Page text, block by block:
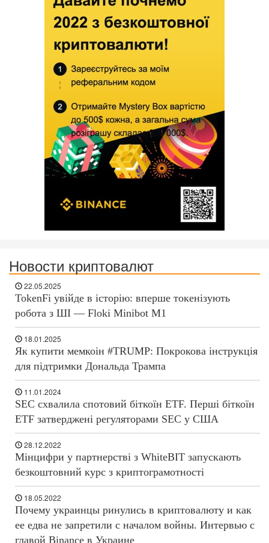
Новости криптовалют
22.05.2025
TokenFi увійде в історію: вперше токенізують
робота з ШІ — Floki Minibot M1
18.01.2025
Як купити мемкоін #TRUMP: Покрокова інструкція
для підтримки Дональда Трампа
11.01.2024
SEC схвалила спотовий біткоїн ETF. Перші біткоїн
ETF затверджені регуляторами SEC у США
28.12.2022
Мінцифри у партнерстві з WhiteBIT запускають
безкоштовний курс з криптограмотності
18.05.2022
Почему украинцы ринулись в криптовалюту и как
ее едва не запретили с началом войны. Интервью с
главой Binance в Украине